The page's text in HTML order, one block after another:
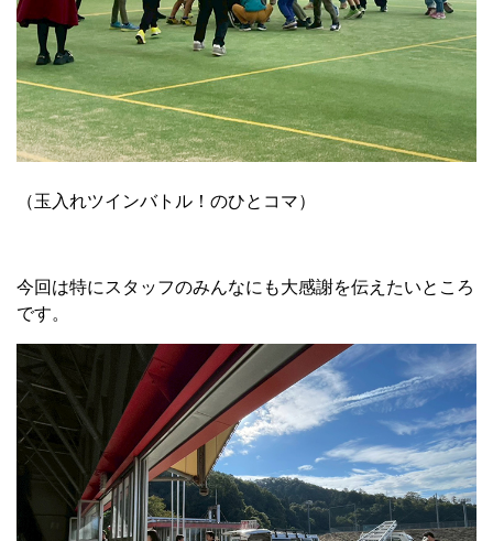
（玉入れツインバトル！のひとコマ）
今回は特にスタッフのみんなにも大感謝を伝えたいところ
です。